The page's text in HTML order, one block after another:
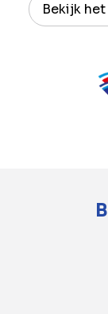
Bekijk